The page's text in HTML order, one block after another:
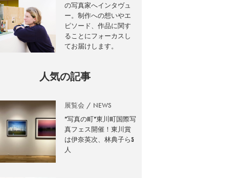
の写真家へインタヴュ
ー。制作への想いやエ
ピソード、作品に関す
ることにフォーカスし
てお届けします。
人気の記事
展覧会 NEWS
”写真の町”東川町国際写
真フェス開催！東川賞
は伊奈英次、林典子ら5
人